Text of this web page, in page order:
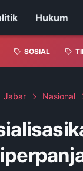
Hukum
SOSIAL
Jabar Nasional